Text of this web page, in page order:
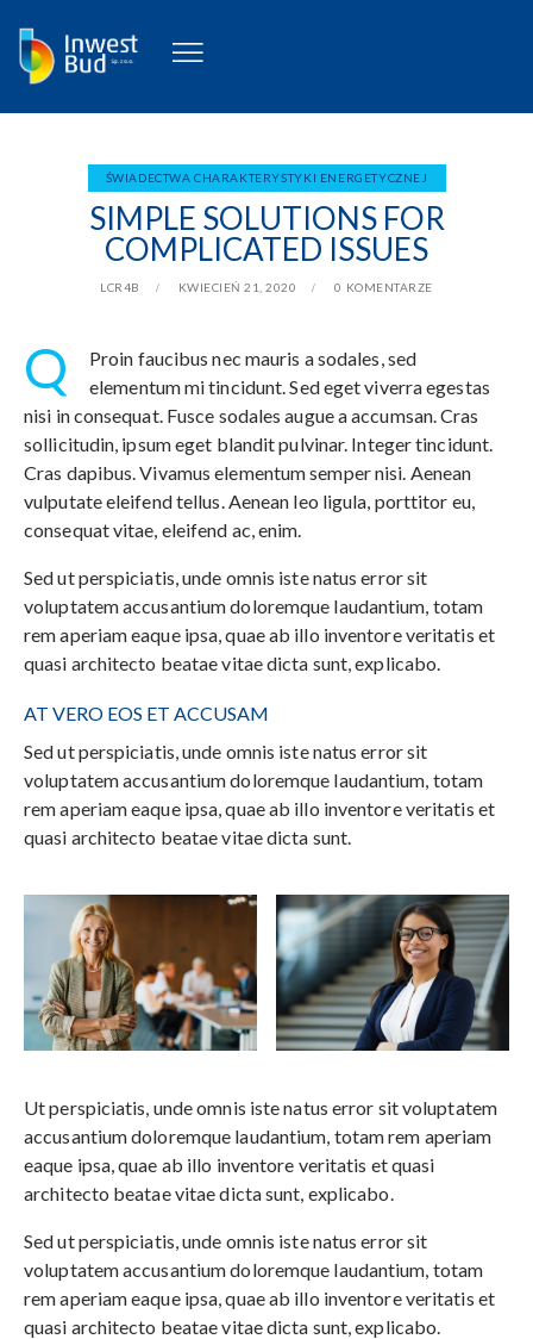
ŚWIADECTWA CHARAKTERYSTYKI ENERGETYCZNEJ
SIMPLE SOLUTIONS FOR
COMPLICATED ISSUES
LCR4B KWIECIEŃ 21, 2020 0 KOMENTARZE
Q
Proin faucibus nec mauris a sodales, sed
elementum mi tincidunt. Sed eget viverra egestas
nisi in consequat. Fusce sodales augue a accumsan. Cras
sollicitudin, ipsum eget blandit pulvinar. Integer tincidunt.
Cras dapibus. Vivamus elementum semper nisi. Aenean
vulputate eleifend tellus. Aenean leo ligula, porttitor eu,
consequat vitae, eleifend ac, enim.
Sed ut perspiciatis, unde omnis iste natus error sit
voluptatem accusantium doloremque laudantium, totam
rem aperiam eaque ipsa, quae ab illo inventore veritatis et
quasi architecto beatae vitae dicta sunt, explicabo.
AT VERO EOS ET ACCUSAM
Sed ut perspiciatis, unde omnis iste natus error sit
voluptatem accusantium doloremque laudantium, totam
rem aperiam eaque ipsa, quae ab illo inventore veritatis et
quasi architecto beatae vitae dicta sunt.
Ut perspiciatis, unde omnis iste natus error sit voluptatem
accusantium doloremque laudantium, totam rem aperiam
eaque ipsa, quae ab illo inventore veritatis et quasi
architecto beatae vitae dicta sunt, explicabo.
Sed ut perspiciatis, unde omnis iste natus error sit
voluptatem accusantium doloremque laudantium, totam
rem aperiam eaque ipsa, quae ab illo inventore veritatis et
quasi architecto beatae vitae dicta sunt, explicabo.